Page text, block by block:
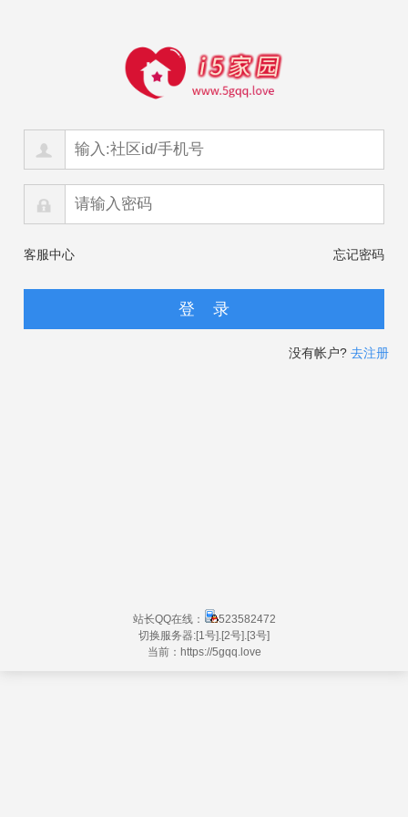
客服中心 忘记密码
没有帐户? 去注册
站长QQ在线：
523582472
切换服务器:[1号] [2号] [3号]
当前：https://5gqq.love